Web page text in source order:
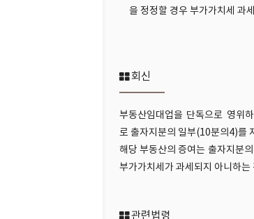
을 정정할 경우 부가가치세 과
회신
부동산임대업을 단독으로 영위
로 출자지분의 일부(10분의4)를
해당 부동산의 증여는 출자지분
부가가치세가 과세되지 아니하
관련법령